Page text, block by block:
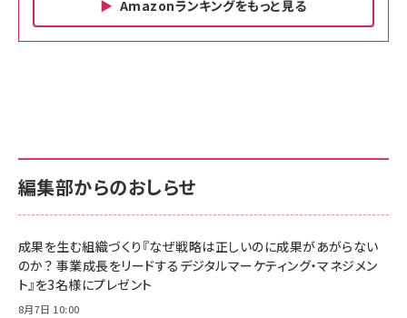
Amazonランキングをもっと見る
￥880
anan(アンアン)2026/06/24号 No.2500増刊
スペシャルエディション[王道エンタメの矜持／
￥1,100
anan(アンアン)2026/07/08号 No.2502[2026
サポート正規品 メーカー保証5年 KLMEA128G
NIMASO ガラスフィルム iPhone 17 用 保護フィ
すい ガイド枠付き いPhone17 (6.3インチ) 対応
2枚セット DSP25F1698
￥1,599
サポート正規品 メーカー保証5年 KLMEA128G
Amazon eギフトカード - Amazonロゴ - クラ
￥5,000
Anker PowerLine III Flow USB-C & USB-C
編集部からのおしらせ
成果を生む組織づくり『なぜ戦略は正しいのに成果があがらない
のか？ 事業成長をリードするデジタルマーケティング・マネジメン
ト』を3名様にプレゼント
8月7日 10:00